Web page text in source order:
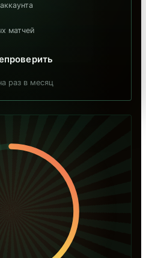
матчей
раз в месяц